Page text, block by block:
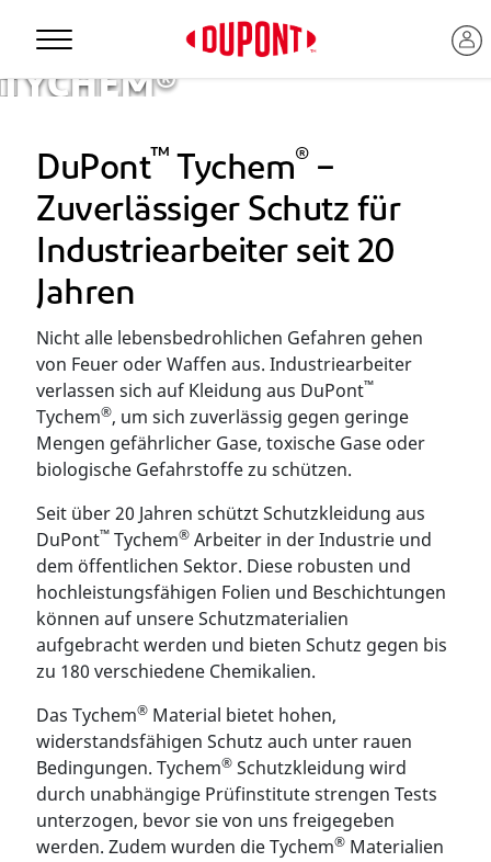
Personal Protection
TYCHEM®
DuPont™ Tychem® –
Zuverlässiger Schutz für
Industriearbeiter seit 20
Jahren
Nicht alle lebensbedrohlichen Gefahren gehen
von Feuer oder Waffen aus. Industriearbeiter
verlassen sich auf Kleidung aus DuPont™
Tychem®, um sich zuverlässig gegen geringe
Mengen gefährlicher Gase, toxische Gase oder
biologische Gefahrstoffe zu schützen.
Seit über 20 Jahren schützt Schutzkleidung aus
DuPont™ Tychem® Arbeiter in der Industrie und
dem öffentlichen Sektor. Diese robusten und
hochleistungsfähigen Folien und Beschichtungen
können auf unsere Schutzmaterialien
aufgebracht werden und bieten Schutz gegen bis
zu 180 verschiedene Chemikalien.
Das Tychem® Material bietet hohen,
widerstandsfähigen Schutz auch unter rauen
Bedingungen. Tychem® Schutzkleidung wird
durch unabhängige Prüfinstitute strengen Tests
unterzogen, bevor sie von uns freigegeben
werden. Zudem wurden die Tychem® Materialien